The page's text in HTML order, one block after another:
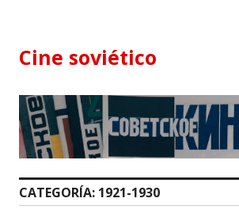
content
Cine soviético
CATEGORÍA: 1921-1930